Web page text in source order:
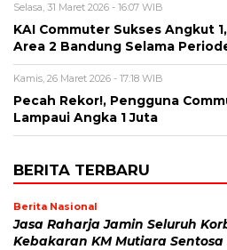
Selasa, 31 Maret 2026 - 16:07 WIB
KAI Commuter Sukses Angkut
Area 2 Bandung Selama
Kamis, 26 Maret 2026 - 17:18 WIB
Pecah Rekor!, Pengguna
Lampaui Angka 1 Juta
BERITA TERBARU
Berita Nasional
Jasa Raharja Jamin Seluruh
Kebakaran KM Mutiara Sentosa